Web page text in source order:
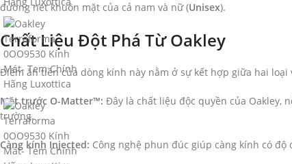
đường nét khuôn mặt của cả nam và nữ (Unisex).
Chất Liệu Đột Phá Từ Oakley
Điểm ăn tiền của dòng kính này nằm ở sự kết hợp giữa hai loại
Mặt trước O-Matter™: Đây là chất liệu độc quyền của Oakley,
trường.
Càng kính Injected: Công nghệ phun đúc giúp càng kính có